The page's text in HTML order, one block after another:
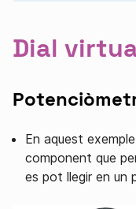
Dial
En aquest
component que
es pot llegir en un